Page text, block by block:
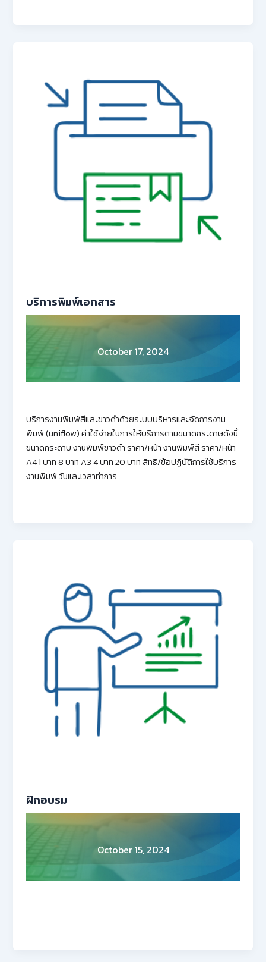
บริการพิมพ์เอกสาร
October 17, 2024
บริการงานพิมพ์สีและขาวดำด้วยระบบบริหารและจัดการงาน
พิมพ์ (uniflow) ค่าใช้จ่ายในการให้บริการตามขนาดกระดาษดังนี้
ขนาดกระดาษ งานพิมพ์ขาวดำ ราคา/หน้า งานพิมพ์สี ราคา/หน้า
A4 1 บาท 8 บาท A3 4 บาท 20 บาท สิทธิ/ข้อปฏิบัติการใช้บริการ
งานพิมพ์ วันและเวลาทำการ
ฝึกอบรม
October 15, 2024